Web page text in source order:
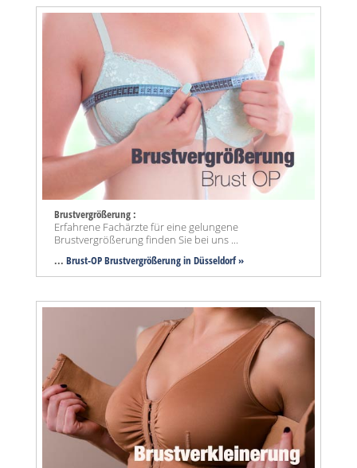
Brustvergrößerung :
Erfahrene Fachärzte für eine gelungene
Brustvergrößerung finden Sie bei uns ...
... Brust-OP Brustvergrößerung in Düsseldorf »